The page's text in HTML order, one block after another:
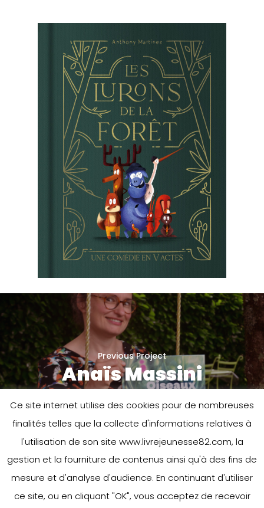
Previous Project
Anaïs Massini
Next Project
Ce site internet utilise des cookies pour de nombreuses
finalités telles que la collecte d'informations relatives à
l'utilisation de son site www.livrejeunesse82.com, la
gestion et la fourniture de contenus ainsi qu'à des fins de
mesure et d'analyse d'audience. En continuant d'utiliser
ce site, ou en cliquant "OK", vous acceptez de recevoir